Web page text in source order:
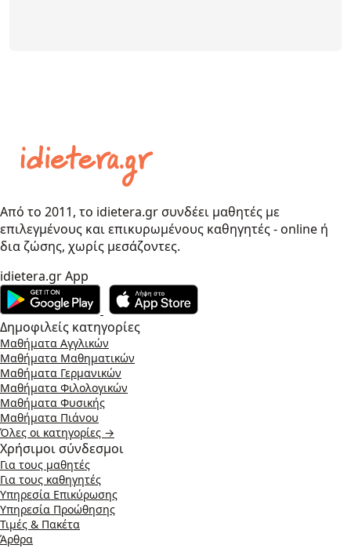
Από το 2011, το idietera.gr συνδέει μαθητές με
επιλεγμένους και επικυρωμένους καθηγητές - online ή
δια ζώσης, χωρίς μεσάζοντες.
idietera.gr App
Δημοφιλείς κατηγορίες
Μαθήματα Αγγλικών
Μαθήματα Μαθηματικών
Μαθήματα Γερμανικών
Μαθήματα Φιλολογικών
Μαθήματα Φυσικής
Μαθήματα Πιάνου
Όλες οι κατηγορίες →
Χρήσιμοι σύνδεσμοι
Για τους μαθητές
Για τους καθηγητές
Υπηρεσία Επικύρωσης
Υπηρεσία Προώθησης
Τιμές & Πακέτα
Άρθρα